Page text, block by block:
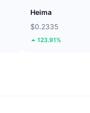
Heima
$0.2335
123.91%